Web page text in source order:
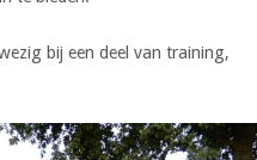
bij een deel van training,